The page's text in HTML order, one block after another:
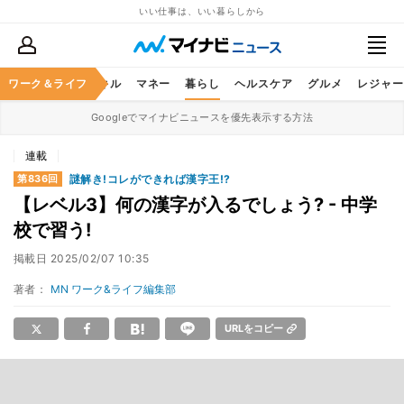
いい仕事は、いい暮らしから
ワーク＆ライフ
ア ビジネススキル マネー 暮らし ヘルスケア グルメ レジャー
Googleでマイナビニュースを優先表示する方法
連載
第836回 謎解き!コレができれば漢字王!?
【レベル3】何の漢字が入るでしょう? - 中学
校で習う!
掲載日 2025/02/07 10:35
著者： MN ワーク&ライフ編集部
URLをコピー